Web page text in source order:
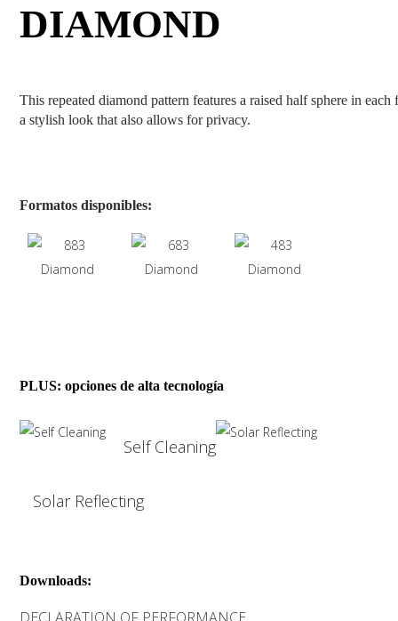
DIAMOND
This repeated diamond pattern features a raised half sphere in each
a stylish look that also allows for privacy.
Formatos disponibles:
PLUS: opciones de alta tecnología
Self Cleaning
Solar Reflecting
Downloads: